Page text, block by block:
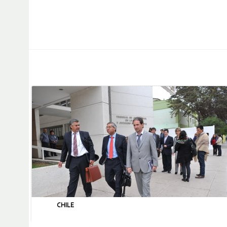
CHILE